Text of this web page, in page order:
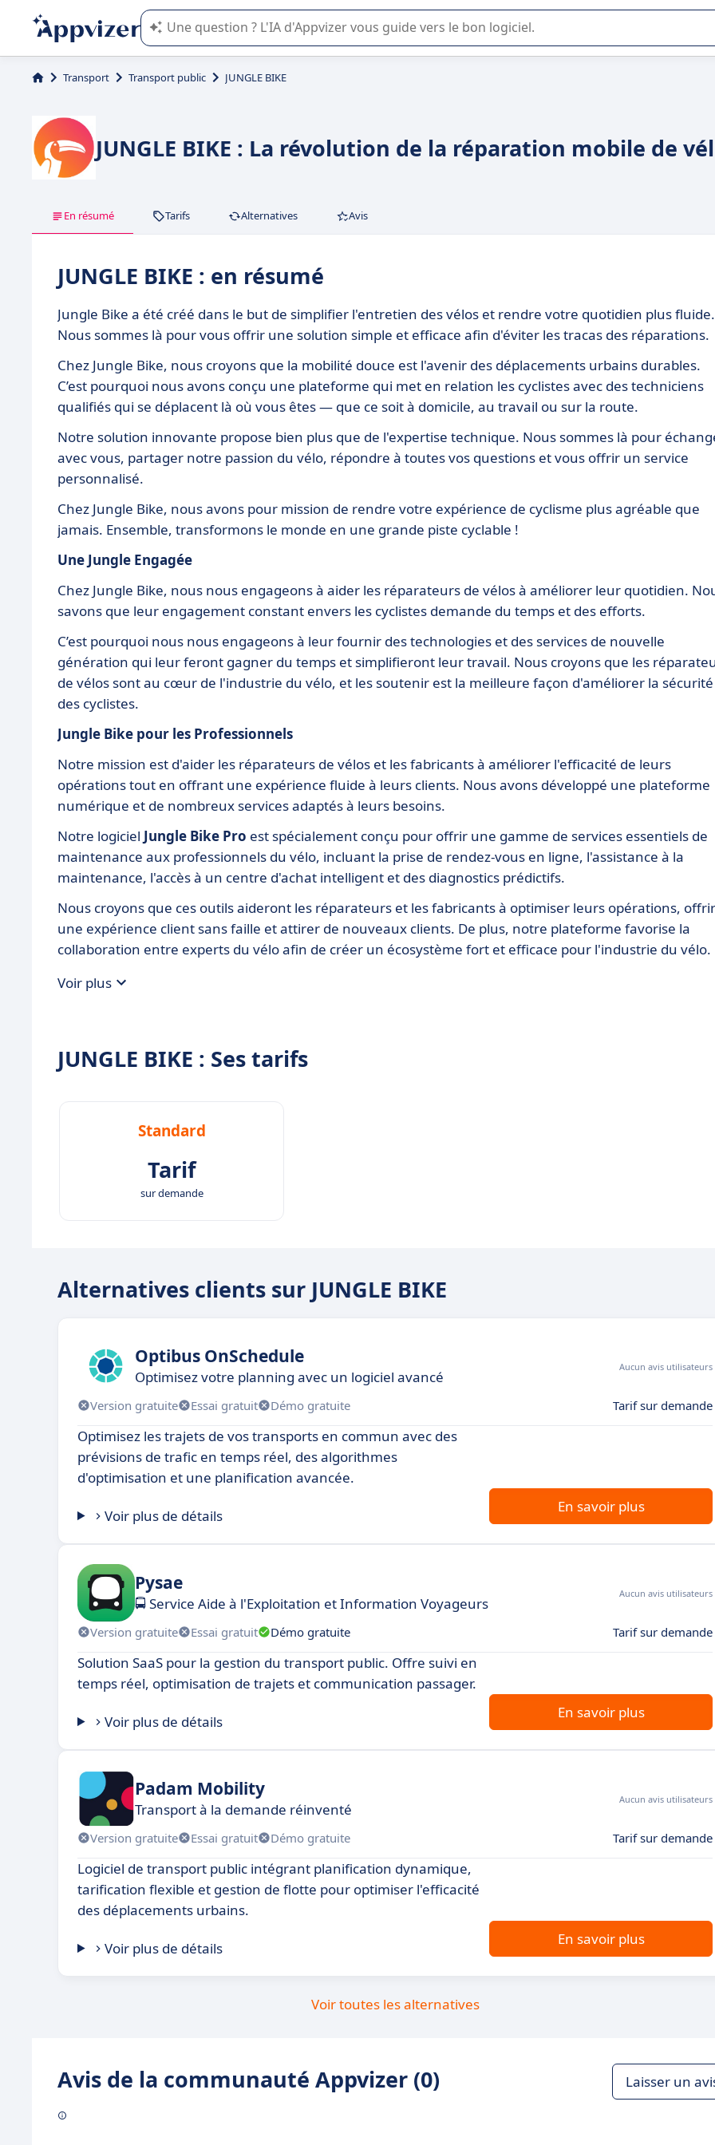
L'IA de Appvizer vous guide dans l'utilisation ou la sélection de logiciel SaaS en entreprise.
Transport Transport public JUNGLE BIKE
JUNGLE BIKE : La révolution de la réparation mobile de
En résumé Tarifs Alternatives Avis
JUNGLE BIKE : en résumé
Jungle Bike a été créé dans le but de simplifier l'entretien des vélos et rendre votre quotidien plus fluide.
Nous sommes là pour vous offrir une solution simple et efficace afin d'éviter les tracas des réparations.
Chez Jungle Bike, nous croyons que la mobilité douce est l'avenir des déplacements urbains durables.
C’est pourquoi nous avons conçu une plateforme qui met en relation les cyclistes avec des techniciens
qualifiés qui se déplacent là où vous êtes — que ce soit à domicile, au travail ou sur la route.
Notre solution innovante propose bien plus que de l'expertise technique. Nous sommes là pour
avec vous, partager notre passion du vélo, répondre à toutes vos questions et vous offrir un service
personnalisé.
Chez Jungle Bike, nous avons pour mission de rendre votre expérience de cyclisme plus agréable que
jamais. Ensemble, transformons le monde en une grande piste cyclable !
Une Jungle Engagée
Chez Jungle Bike, nous nous engageons à aider les réparateurs de vélos à améliorer leur quotidien.
savons que leur engagement constant envers les cyclistes demande du temps et des efforts.
C’est pourquoi nous nous engageons à leur fournir des technologies et des services de nouvelle
génération qui leur feront gagner du temps et simplifieront leur travail. Nous croyons que les
de vélos sont au cœur de l'industrie du vélo, et les soutenir est la meilleure façon d'améliorer la sécurité
des cyclistes.
Jungle Bike pour les Professionnels
Notre mission est d'aider les réparateurs de vélos et les fabricants à améliorer l'efficacité de leurs
opérations tout en offrant une expérience fluide à leurs clients. Nous avons développé une plateforme
numérique et de nombreux services adaptés à leurs besoins.
Notre logiciel Jungle Bike Pro est spécialement conçu pour offrir une gamme de services essentiels de
maintenance aux professionnels du vélo, incluant la prise de rendez-vous en ligne, l'assistance à la
maintenance, l'accès à un centre d'achat intelligent et des diagnostics prédictifs.
Nous croyons que ces outils aideront les réparateurs et les fabricants à optimiser leurs opérations, offrir
une expérience client sans faille et attirer de nouveaux clients. De plus, notre plateforme favorise la
collaboration entre experts du vélo afin de créer un écosystème fort et efficace pour l'industrie du vélo.
Voir plus
JUNGLE BIKE : Ses tarifs
Standard
Tarif
sur demande
Alternatives clients sur JUNGLE BIKE
Optibus OnSchedule
Optimisez votre planning avec un logiciel avancé
Aucun avis utilisateurs
Version gratuite Essai gratuit Démo gratuite Tarif sur demande
Optimisez les trajets de vos transports en commun avec des
prévisions de trafic en temps réel, des algorithmes
d'optimisation et une planification avancée.
Voir plus de détails
En savoir plus
Pysae
🚍 Service Aide à l'Exploitation et Information Voyageurs
Aucun avis utilisateurs
Version gratuite Essai gratuit Démo gratuite Tarif sur demande
Solution SaaS pour la gestion du transport public. Offre suivi en
temps réel, optimisation de trajets et communication passager.
Voir plus de détails
En savoir plus
Padam Mobility
Transport à la demande réinventé
Aucun avis utilisateurs
Version gratuite Essai gratuit Démo gratuite Tarif sur demande
Logiciel de transport public intégrant planification dynamique,
tarification flexible et gestion de flotte pour optimiser l'efficacité
des déplacements urbains.
Voir plus de détails
En savoir plus
Voir toutes les alternatives
Avis de la communauté Appvizer (0) Laisser un